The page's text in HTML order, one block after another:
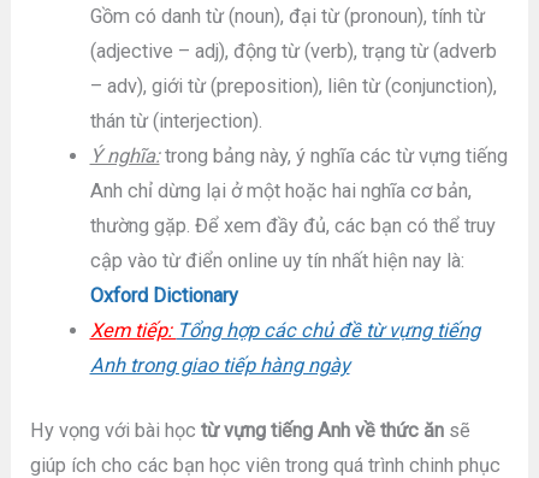
Gồm có danh từ (noun), đại từ (pronoun), tính từ
(adjective – adj), động từ (verb), trạng từ (adverb
– adv), giới từ (preposition), liên từ (conjunction),
thán từ (interjection).
Ý nghĩa:trong bảng này, ý nghĩa các từ vựng tiếng
Anh chỉ dừng lại ở một hoặc hai nghĩa cơ bản,
thường gặp. Để xem đầy đủ, các bạn có thể truy
cập vào từ điển online uy tín nhất hiện nay là:
Oxford Dictionary
Xem tiếp: Tổng hợp các chủ đề từ vựng tiếng
Anh trong giao tiếp hàng ngày
Hy vọng với bài họctừ vựng tiếng Anh về thức ăn sẽ
giúp ích cho các bạn học viên trong quá trình chinh phục